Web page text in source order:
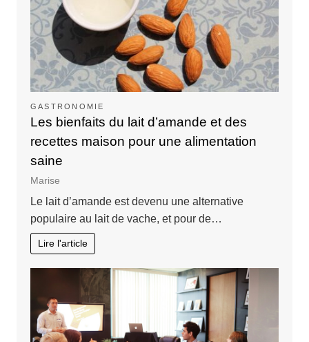
GASTRONOMIE
Les bienfaits du lait d’amande et des
recettes maison pour une alimentation
saine
Marise
Le lait d’amande est devenu une alternative
populaire au lait de vache, et pour de…
Lire l'article